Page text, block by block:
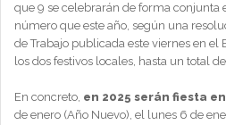
que 9 se celebrarán de forma conjunta
número que este año, según una
de Trabajo publicada este viernes en el
los dos festivos locales, hasta un total
En concreto, en 2025 serán fiesta
de enero (Año Nuevo), el lunes 6 de